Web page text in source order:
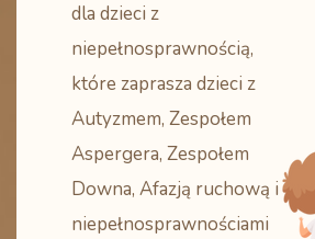
dla dzieci z
niepełnosprawnością,
które zaprasza dzieci z
Autyzmem, Zespołem
Aspergera, Zespołem
Downa, Afazją ruchową i
niepełnosprawnościami